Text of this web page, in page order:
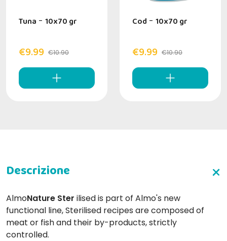
Tuna - 10x70 gr
€9.99 €10.90
Cod - 10x70 gr
€9.99 €10.90
AlmoNature Ster ilised is part of Almo's new
functional line, Sterilised recipes are composed of
meat or fish and their by-products, strictly
controlled.